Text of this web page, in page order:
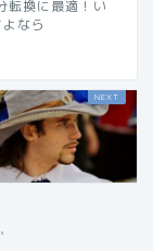
転換に最適！い
なら